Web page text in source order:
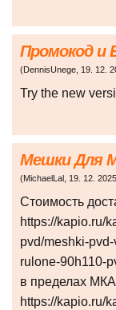
Промокод и
(DennisUnege, 19. 12.
Try the new
Мешки Для
(MichaelLal , 19. 12. 2025
Стоимость
https://kapio.ru/
pvd/meshki-
rulone-90h110-
в пределах
https://kapio.ru/